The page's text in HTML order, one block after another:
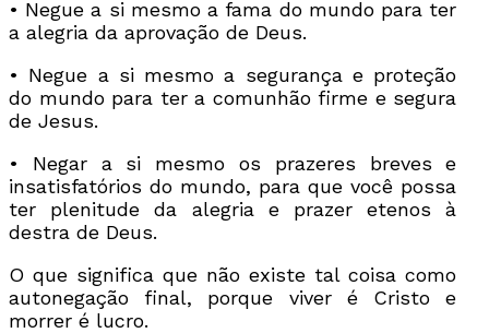
• Negue a si mesmo a fama do mundo para ter
a alegria da aprovação de Deus.
• Negue a si mesmo a segurança e proteção
do mundo para ter a comunhão firme e segura
de Jesus.
• Negar a si mesmo os prazeres breves e
insatisfatórios do mundo, para que você possa
ter plenitude da alegria e prazer etenos à
destra de Deus.
O que significa que não existe tal coisa como
autonegação final, porque viver é Cristo e
morrer é lucro.